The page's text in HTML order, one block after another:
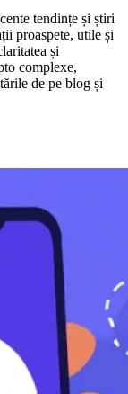
tendințe și știri
proaspete, utile și
și
complexe,
de pe blog și